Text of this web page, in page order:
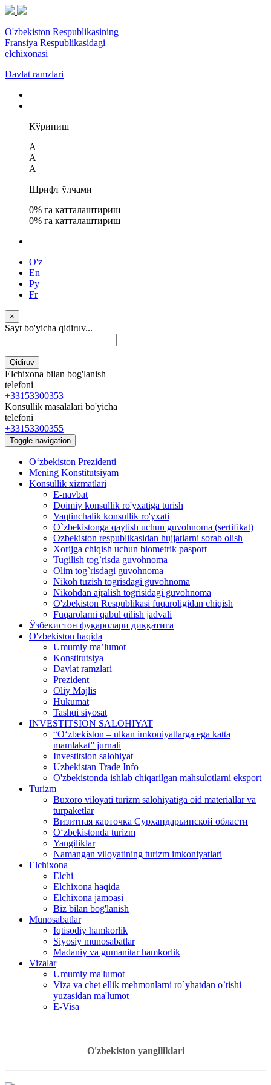
O'zbekiston Respublikasining
Fransiya Respublikasidagi
elchixonasi
Davlat ramzlari
Кўриниш
A
A
A
Шрифт ўлчами
0% га катталаштириш
0% га катталаштириш
O'z
En
Ру
Fr
×
Sayt bo'yicha qidiruv...
Qidiruv
Elchixona bilan bog'lanish
telefoni
+33153300353
Konsullik masalalari bo'yicha
telefoni
+33153300355
Toggle navigation
Oʻzbekiston Prezidenti
Mening Konstitutsiyam
Konsullik xizmatlari
E-navbat
Doimiy konsullik ro'yxatiga turish
Vaqtinchalik konsullik ro'yxati
O`zbekistonga qaytish uchun guvohnoma (sertifikat)
Ozbekiston respublikasidan hujjatlarni sorab olish
Xorijga chiqish uchun biometrik pasport
Tugilish tog`risda guvohnoma
Olim tog`risdagi guvohnoma
Nikoh tuzish togrisdagi guvohnoma
Nikohdan ajralish togrisidagi guvohnoma
O'zbekiston Respublikasi fuqaroligidan chiqish
Fuqarolarni qabul qilish jadvali
Ўзбекистон фуқаролари диққатига
O'zbekiston haqida
Umumiy ma’lumot
Konstitutsiya
Davlat ramzlari
Prezident
Oliy Majlis
Hukumat
Tashqi siyosat
INVESTITSION SALOHIYAT
“Oʻzbekiston – ulkan imkoniyatlarga ega katta
mamlakat” jurnali
Investitsion salohiyat
Uzbekistan Trade Info
O'zbekistonda ishlab chiqarilgan mahsulotlarni eksport
Turizm
Buxoro viloyati turizm salohiyatiga oid materiallar va
turpaketlar
Визитная карточка Сурхандарьинской области
Oʻzbekistonda turizm
Yangiliklar
Namangan viloyatining turizm imkoniyatlari
Elchixona
Elchi
Elchixona haqida
Elchixona jamoasi
Biz bilan bog'lanish
Munosabatlar
Iqtisodiy hamkorlik
Siyosiy munosabatlar
Madaniy va gumanitar hamkorlik
Vizalar
Umumiy ma'lumot
Viza va chet ellik mehmonlarni ro`yhatdan o`tishi
yuzasidan ma'lumot
E-Visa
O'zbekiston yangiliklari